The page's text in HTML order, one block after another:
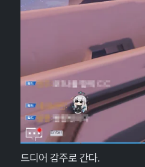
드디어 감주로 간다.